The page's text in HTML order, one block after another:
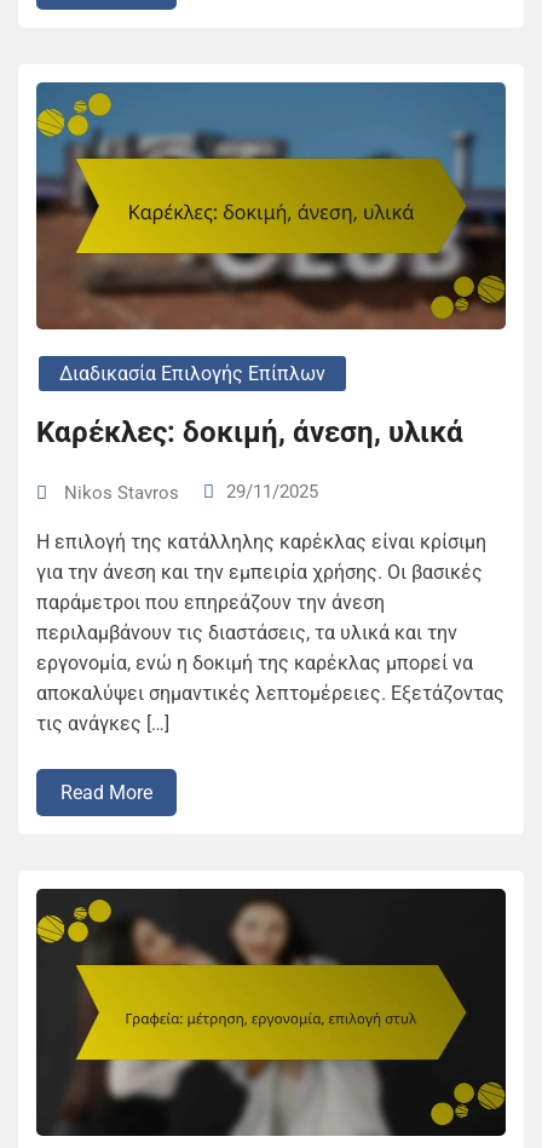
Διαδικασία Επιλογής Επίπλων
Καρέκλες: δοκιμή, άνεση, υλικά
Nikos Stavros 29/11/2025
Η επιλογή της κατάλληλης καρέκλας είναι κρίσιμη
για την άνεση και την εμπειρία χρήσης. Οι βασικές
παράμετροι που επηρεάζουν την άνεση
περιλαμβάνουν τις διαστάσεις, τα υλικά και την
εργονομία, ενώ η δοκιμή της καρέκλας μπορεί να
αποκαλύψει σημαντικές λεπτομέρειες. Εξετάζοντας
τις ανάγκες […]
Read More